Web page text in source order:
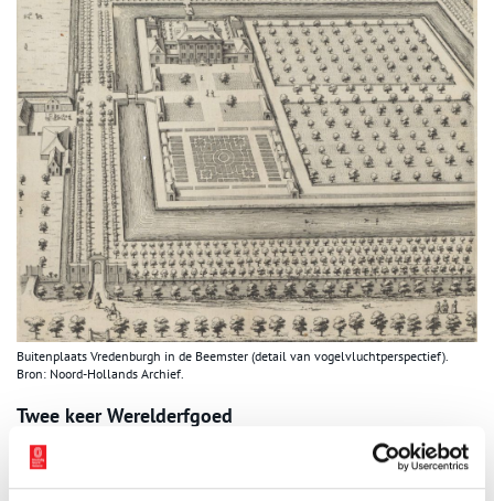
Buitenplaats Vredenburgh in de Beemster (detail van vogelvluchtperspectief).
Bron: Noord-Hollands Archief.
Twee keer Werelderfgoed
In het zuiden van de Beemster komen twee ‘werelderfgoederen’
samen: de Beemsterpolder en de Stelling van Amsterdam. Dit is